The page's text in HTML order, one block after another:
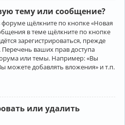
тему или сообщение?
щёлкните по кнопке «Новая
в теме щёлкните по кнопке
зарегистрироваться, прежде
ваших прав доступа
или темы. Например: «Вы
можете добавлять вложения» и т.п.
или удалить